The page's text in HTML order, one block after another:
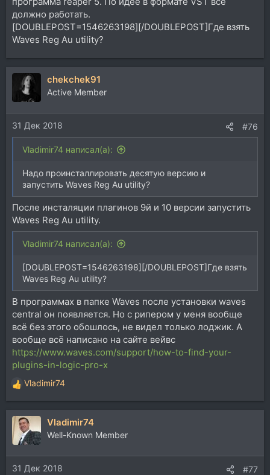
должно работать.
[DOUBLEPOST=1546263198][/DOUBLEPOST]Где взять
Waves Reg Au utility?
chekchek91
Active Member
31 Дек 2018 #76
Vladimir74 написал(а):
Надо проинсталлировать десятую версию и
запустить Waves Reg Au utility?
После инсталяции плагинов 9й и 10 версии запустить
Waves Reg Au utility.
Vladimir74 написал(а):
[DOUBLEPOST=1546263198][/DOUBLEPOST]Где взять
Waves Reg Au utility?
В программах в папке Waves после установки waves
central он появляется. Но с рипером у меня вообще
всё без этого обошлось, не видел только лоджик. А
вообще всё написано на сайте вейвс
https://www.waves.com/support/how-to-find-your-
plugins-in-logic-pro-x
Р
е
а
к
ц
и
и
:
Vladimir74
Vladimir74
Well-Known Member
31 Дек 2018 #77